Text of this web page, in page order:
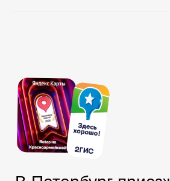
Бронируйте
на официальном сайте —
платите меньше!
100% гарантия лучшей цены
по промокоду ROTASздесь и сейчас!
Забронировать